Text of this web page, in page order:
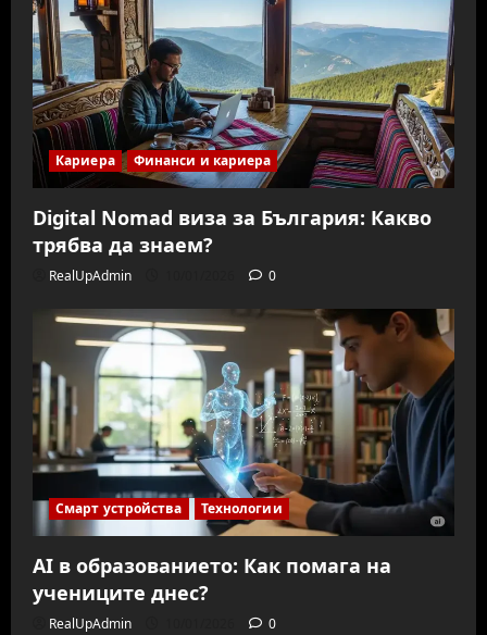
Кариера Финанси и кариера
Digital Nomad виза за България: Какво
трябва да знаем?
RealUpAdmin 0
Смарт устройства Технологии
AI в образованието: Как помага на
учениците днес?
RealUpAdmin 0